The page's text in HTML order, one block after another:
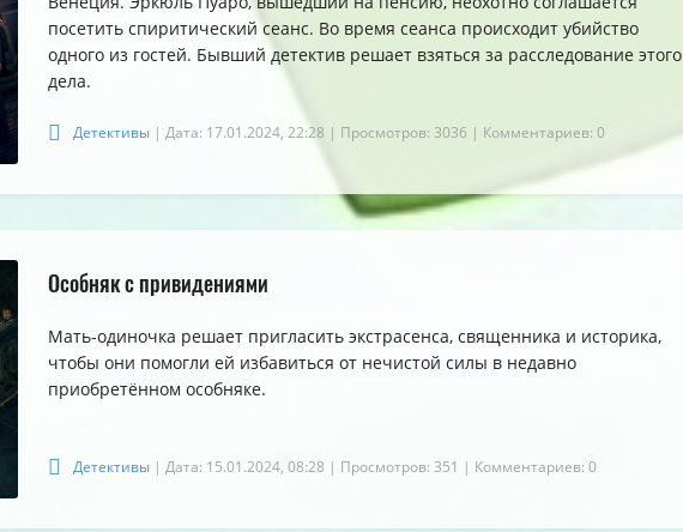
посетить спиритический сеанс. Во время сеанса происходит убийство
одного из гостей. Бывший детектив решает взяться за расследование этого
дела.
Детективы | Дата: 17.01.2024, 22:28 | Просмотров: 3036 | Комментариев: 0
Особняк с привидениями
Мать-одиночка решает пригласить экстрасенса, священника и историка,
чтобы они помогли ей избавиться от нечистой силы в недавно
приобретённом особняке.
Детективы | Дата: 15.01.2024, 08:28 | Просмотров: 351 | Комментариев: 0